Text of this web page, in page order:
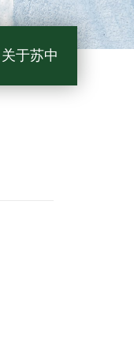
关于苏中